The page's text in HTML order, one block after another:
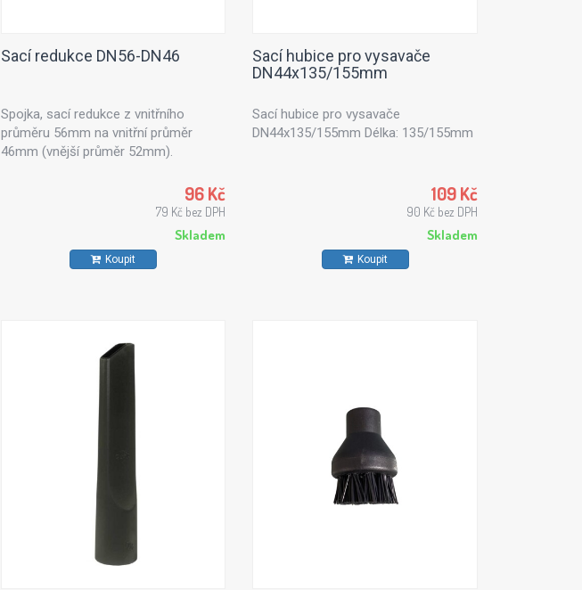
Sací redukce DN56-DN46
Spojka, sací redukce z vnitřního
průměru 56mm na vnitřní průměr
46mm (vnější průměr 52mm).
96 Kč
79 Kč bez DPH
Skladem
Koupit
Sací hubice pro vysavače
DN44x135/155mm
Sací hubice pro vysavače
DN44x135/155mm Délka: 135/155mm
109 Kč
90 Kč bez DPH
Skladem
Koupit